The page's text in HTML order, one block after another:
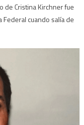
Cristina Kirchner fue
cuando salía de